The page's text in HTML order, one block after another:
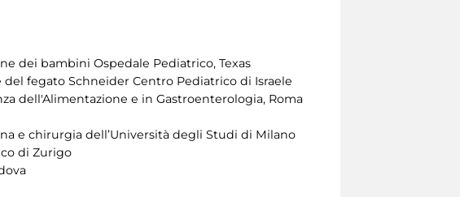
dei bambini Ospedale Pediatrico, Texas
fegato Schneider Centro Pediatrico di Israele
dell'Alimentazione e in Gastroenterologia, Roma
e chirurgia dell’Università degli Studi di Milano
di Zurigo